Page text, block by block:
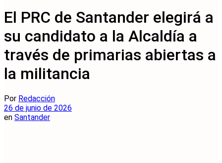
El PRC de Santander elegirá a
su candidato a la Alcaldía a
través de primarias abiertas a
la militancia
Por Redacción
26 de junio de 2026
en Santander